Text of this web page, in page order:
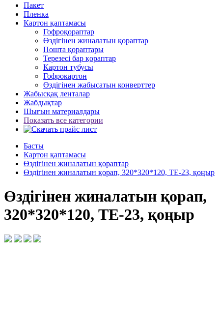
Пакет
Пленка
Картон қаптамасы
Гофроқораптар
Өздігінен жиналатын қораптар
Пошта қораптары
Терезесі бар қораптар
Картон тубусы
Гофрокартон
Өздігінен жабысатын конверттер
Жабысқақ ленталар
Жабдықтар
Шығын материалдары
Показать все категории
Басты
Картон қаптамасы
Өздігінен жиналатын қораптар
Өздігінен жиналатын қорап, 320*320*120, ТЕ-23, қоңыр
Өздігінен жиналатын қорап,
320*320*120, ТЕ-23, қоңыр